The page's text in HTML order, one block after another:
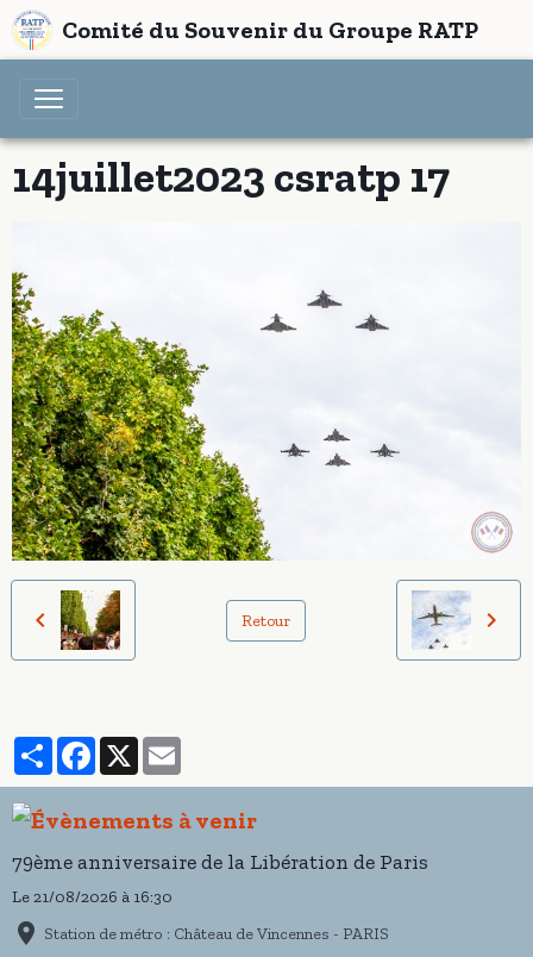
Comité du Souvenir du Groupe RATP
14juillet2023 csratp 17
Retour
PartagerFacebook
X
79ème anniversaire de la Libération de Paris
Le 21/08/2026 à 16:30
Station de métro : Château de Vincennes - PARIS